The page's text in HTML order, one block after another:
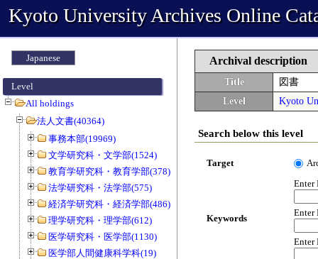
Kyoto University Archives Online
Japanese
Level
All holdings
法人文書(40364)
事務本部(19969)
文学研究科・文学部(1524)
教育学研究科・教育学部(378)
法学研究科・法学部(575)
経済学研究科・経済学部(486)
理学研究科・理学部(612)
医学研究科・医学部(1130)
医学部人間健康科学科(19)
Archival description
Title
図書
Level
Kyoto
Search below this level
Target
Keywords
Enter
Enter
Enter